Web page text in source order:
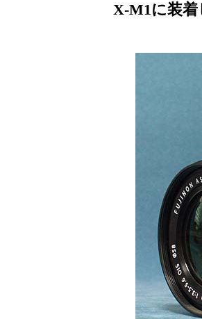
X-M1に装着